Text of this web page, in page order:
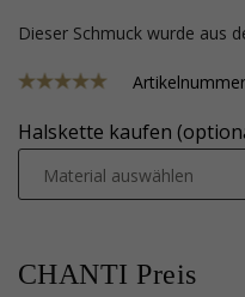
Dieser Schmuck wurde aus
Artikelnummer
Halskette kaufen
Material auswählen
CHANTI Preis